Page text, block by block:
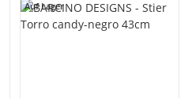
Auf Lager